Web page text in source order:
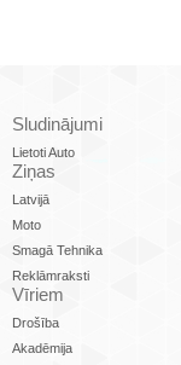
Sludinājumi
Lietoti Auto
Ziņas
Latvijā
Moto
Smagā Tehnika
Reklāmraksti
Vīriem
Drošība
Akadēmija